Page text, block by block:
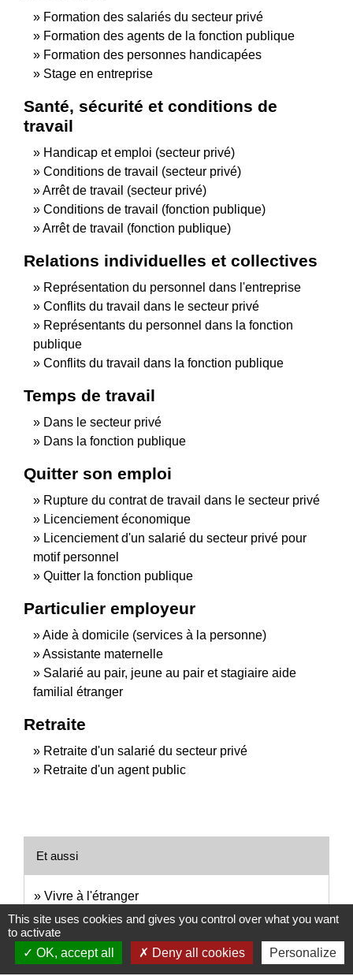
Formation des salariés du secteur privé
Formation des agents de la fonction publique
Formation des personnes handicapées
Stage en entreprise
Santé, sécurité et conditions de
travail
Handicap et emploi (secteur privé)
Conditions de travail (secteur privé)
Arrêt de travail (secteur privé)
Conditions de travail (fonction publique)
Arrêt de travail (fonction publique)
Relations individuelles et collectives
Représentation du personnel dans l'entreprise
Conflits du travail dans le secteur privé
Représentants du personnel dans la fonction
publique
Conflits du travail dans la fonction publique
Temps de travail
Dans le secteur privé
Dans la fonction publique
Quitter son emploi
Rupture du contrat de travail dans le secteur privé
Licenciement économique
Licenciement d'un salarié du secteur privé pour
motif personnel
Quitter la fonction publique
Particulier employeur
Aide à domicile (services à la personne)
Assistante maternelle
Salarié au pair, jeune au pair et stagiaire aide
familial étranger
Retraite
Retraite d'un salarié du secteur privé
Retraite d'un agent public
Et aussi
Vivre à l'étranger
Étranger - Europe
Chômage : démarches auprès de Pôle emploi
Social - Santé
This site uses cookies and gives you control over what you want
to activate
OK, accept all
Deny all cookies Personalize